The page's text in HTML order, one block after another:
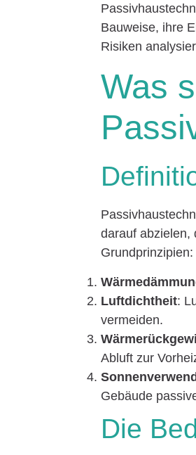
Bauweise, ihre
Risiken
Was
darauf abzielen,
Grundprinzipien:
Luftdichtheit:
vermeiden.
Abluft zur
Gebäude
Die